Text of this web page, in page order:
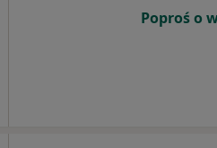
Poproś o